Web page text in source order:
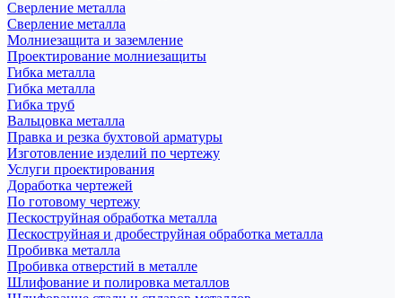
Сверление металла
Сверление металла
Молниезащита и заземление
Проектирование молниезащиты
Гибка металла
Гибка металла
Гибка труб
Вальцовка металла
Правка и резка бухтовой арматуры
Изготовление изделий по чертежу
Услуги проектирования
Доработка чертежей
По готовому чертежу
Пескоструйная обработка металла
Пескоструйная и дробеструйная обработка металла
Пробивка металла
Пробивка отверстий в металле
Шлифование и полировка металлов